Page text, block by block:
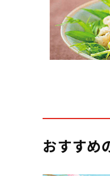
おすすめ